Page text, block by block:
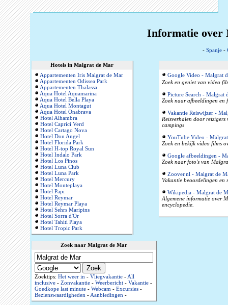
Informatie over
- Spanje-
Hotels in Malgrat de Mar
Appartementen Iris Malgrat de Mar
Appartementen Odissea Park
Appartementen Thalassa
Aqua Hotel Aquamarina
Aqua Hotel Bella Playa
Aqua Hotel Montagut
Aqua Hotel Onabrava
Hotel Alhambra
Hotel Caprici Verd
Hotel Cartago Nova
Hotel Don Angel
Hotel Florida Park
Hotel H-top Royal Sun
Hotel Indalo Park
Hotel Los Pinos
Hotel Luna Club
Hotel Luna Park
Hotel Mercury
Hotel Monteplaya
Hotel Papi
Hotel Reymar
Hotel Reymar Playa
Hotel Sehrs Maripins
Hotel Sorra d'Or
Hotel Tahiti Playa
Hotel Tropic Park
Zoek naar Malgrat de Mar
Zoektips: Het weer in- Vliegvakantie-All
inclusive- Zonvakantie- Weerbericht- Vakantie-
Goedkope last minute- Webcam- Excursies-
Bezienswaardigheden-Aanbiedingen-
Google Video - Malgrat
Zoek en geniet van video
Picture Search - Malgrat
Zoek naar afbeeldingen en
Vakantie Reiswijzer -
Reisverhalen door reizigers
campings
YouTube Video -
Zoek en bekijk video films
Google afbeeldingen -
Zoek naar foto's van
Zoover.nl - Malgrat de
Vakantie beoordelingen en
Wikipedia - Malgrat de
Algemene informatie over
encyclopedie.